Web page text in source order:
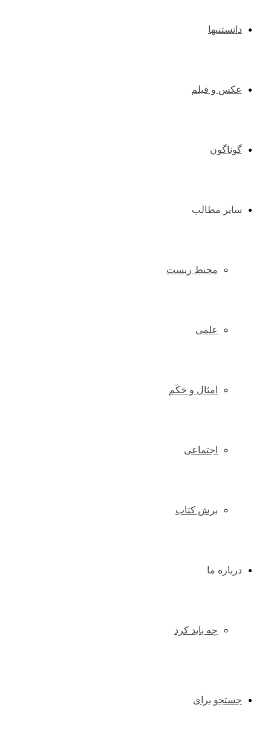
دانستنیها
عکس و فیلم
گوناگون
سایر مطالب
محیط زیست
علمی
امثال و حَکَم
اجتماعی
برش کتاب
درباره ما
چه باید کرد
جستجو برای